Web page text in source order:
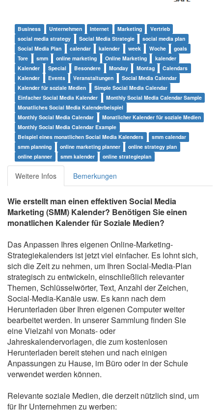
Business Unternehmen Internet Marketing
Vertrieb
social media strategy
Social Media Strategie
social media plan
Social Media Plan
calendar kalender week Woche
goals
Tore
smm online marketing Online Marketing
kalender
Kalender
Special Besondere Monday Montag
Calendars
Kalender
Events Veranstaltungen
Social Media Calendar
Kalender für soziale Medien
Simple Social Media Calendar
Einfacher Social Media Kalender
Monthly Social Media Calendar Sample
Monatliches Social Media Kalenderbeispiel
Monthly Social Media Calendar
Monatlicher Kalender für soziale Medien
Monthly Social Media Calendar Example
Beispiel eines monatlichen Social Media Kalenders
smm calendar
smm planning
online marketing planner
online strategy plan
online planner
smm kalender online strategieplan
Weitere Infos Bemerkungen
Wie erstellt man einen effektiven Social Media
Marketing (SMM) Kalender? Benötigen Sie einen
monatlichen Kalender für Soziale Medien?
Das Anpassen Ihres eigenen Online-Marketing-
Strategiekalenders ist jetzt viel einfacher. Es lohnt sich,
sich die Zeit zu nehmen, um Ihren Social-Media-Plan
strategisch zu entwickeln, einschließlich relevanter
Themen, Schlüsselwörter, Text, Anzahl der Zeichen,
Social-Media-Kanäle usw. Es kann nach dem
Herunterladen über Ihren eigenen Computer weiter
bearbeitet werden. In unserer Sammlung finden Sie
eine Vielzahl von Monats- oder
Jahreskalendervorlagen, die zum kostenlosen
Herunterladen bereit stehen und nach einigen
Anpassungen zu Hause, im Büro oder in der Schule
verwendet werden können.
Relevante soziale Medien, die derzeit nützlich sind, um
für Ihr Unternehmen zu werben: